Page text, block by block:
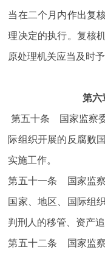
当在二个月内作出复
理决定的执行。复核
原处理机关应当及时予
第
第五十条 国家监察
际组织开展的反腐败
实施工作。
第五十一条 国家监
国家、地区、国际组
判刑人的移管、资产
第五十二条 国家监